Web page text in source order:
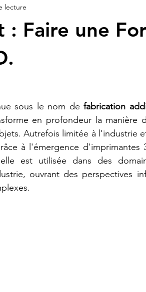
3D
3d prix Refaire une pièce
U1
: Faire une
lecture
sous le nom de fabrication
en profondeur la manière
Autrefois limitée à l'industrie
à l'émergence d'imprimantes
est utilisée dans des
ouvrant des perspectives